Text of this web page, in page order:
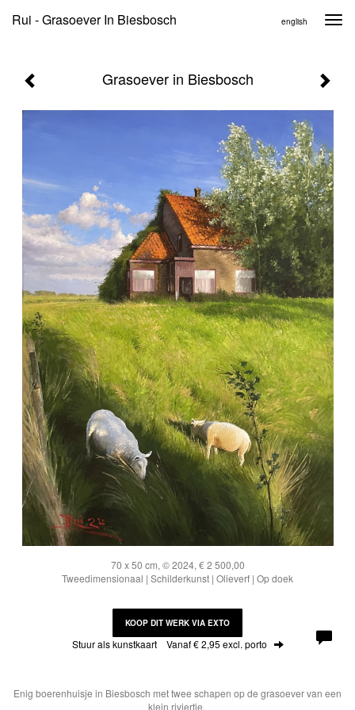
Rui - Grasoever In Biesbosch english
Grasoever in Biesbosch
70 x 50 cm, © 2024, € 2 500,00
Tweedimensionaal | Schilderkunst | Olieverf | Op doek
KOOP DIT WERK VIA EXTO
Stuur als kunstkaart Vanaf € 2,95 excl. porto
Enig boerenhuisje in Biesbosch met twee schapen op de grasoever van een
klein riviertje.